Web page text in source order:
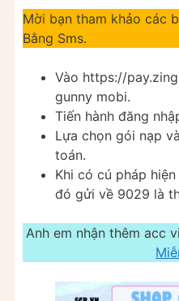
Mời bạn tham khảo các
Bằng Sms.
Vào https://
gunny mobi.
Tiến hành đăng
Lựa chọn gói nạp
toán.
Khi có cú pháp
đó gửi về 9029 là
Anh em nhận thêm acc